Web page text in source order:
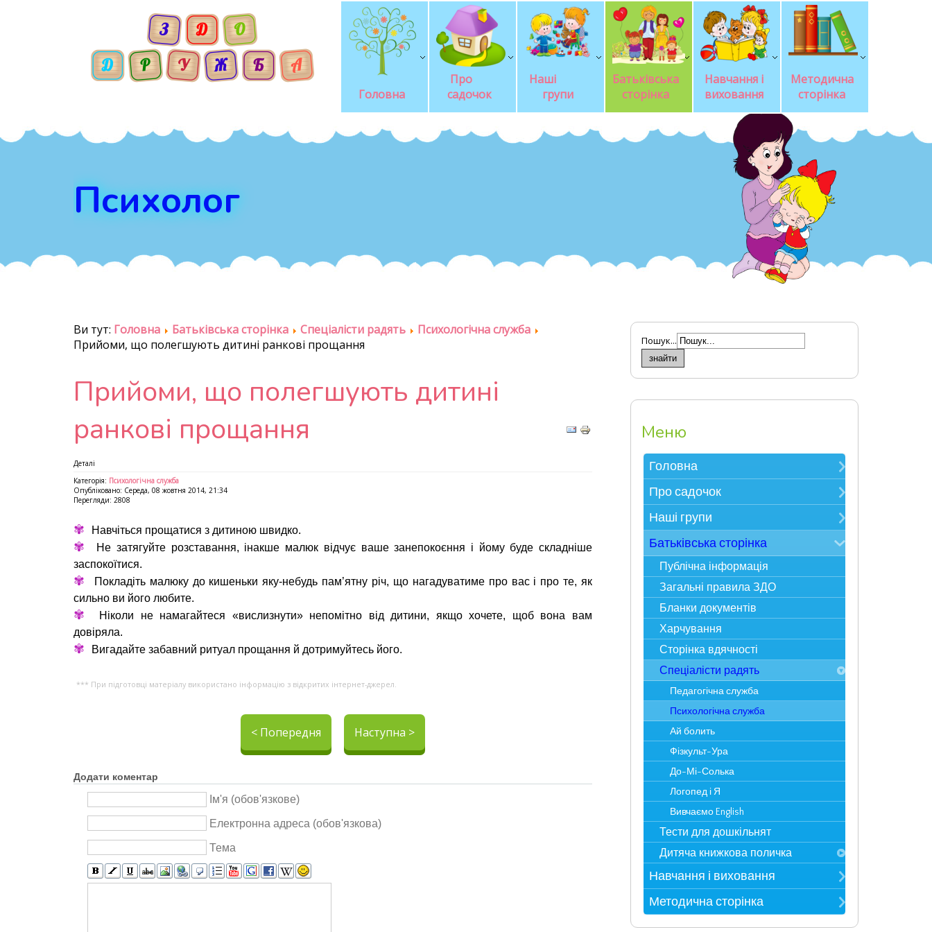
Головна
Про
садочок
Наші
групи
Батьківська
сторінка
Навчання і
виховання
Методична
сторінка
Психолог
Ви тут: Головна Батьківська сторінка Спеціалісти радять
Психологічна служба
Прийоми, що полегшують дитині ранкові прощання
Прийоми, що полегшують дитині
ранкові прощання
Деталі
Категорія: Психологічна служба
Опубліковано: Середа, 08 жовтня 2014, 21:34
Перегляди: 2808
✾ Навчіться прощатися з дитиною швидко.
✾
Не затягуйте розставання, інакше малюк відчує ваше занепокоєння і йому буде складніше
заспокоїтися.
✾
Покладіть малюку до кишеньки яку-небудь пам’ятну річ, що нагадуватиме про вас і про те, як
сильно ви його любите.
✾
Ніколи не намагайтеся «вислизнути» непомітно від дитини, якщо хочете, щоб вона вам
довіряла.
✾ Вигадайте забавний ритуал прощання й дотримуйтесь його.
*** При підготовці матеріалу використано інформацію з відкритих інтернет-джерел.
< Попередня Наступна >
Додати коментар
Ім'я (обов'язкове)
Електронна адреса (обов'язкова)
Тема
Пошук...
Меню
Головна
Зверніть увагу
Електронна реєстрація в ЗДО
Карта сайту
Про садочок
Контакти
Про нас
Фотоекскурсія
Адміністрація
Спеціалісти
Наше життя
Статті у ЗМІ
Досягнення і нагороди
Наші групи
Мудрійки
Розумники
Всезнайки
Несумуйки
Пустунчики
Фантазерики
Цікавинки
Батьківська сторінка
Публічна інформація
Загальні правила ЗДО
Бланки документів
Харчування
Сторінка вдячності
Спеціалісти радять
Педагогічна служба
Психологічна служба
Ай болить
Фізкульт-Ура
До-Мі-Солька
Логопед і Я
Вивчаємо English
Тести для дошкільнят
Дитяча книжкова поличка
Казки
Прислів`я та приказки
Навчання і виховання
Режим дня
Методична сторінка
Метод. рекомендації